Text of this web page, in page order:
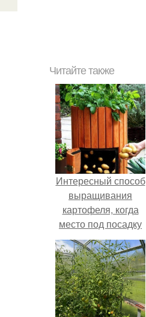
Читайте также
Интересный способ
выращивания
картофеля, когда
место под посадку
ограничено.